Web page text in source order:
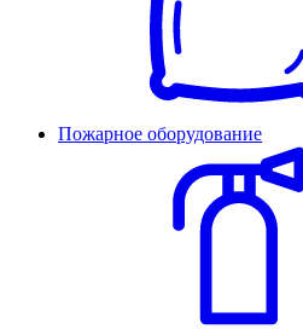
Пожарное оборудование